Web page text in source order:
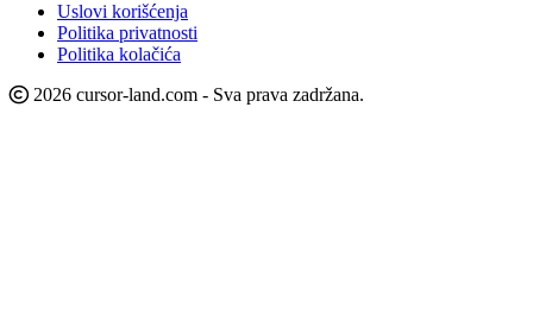
Uslovi korišćenja
Politika privatnosti
Politika kolačića
2026 cursor-land.com - Sva prava zadržana.